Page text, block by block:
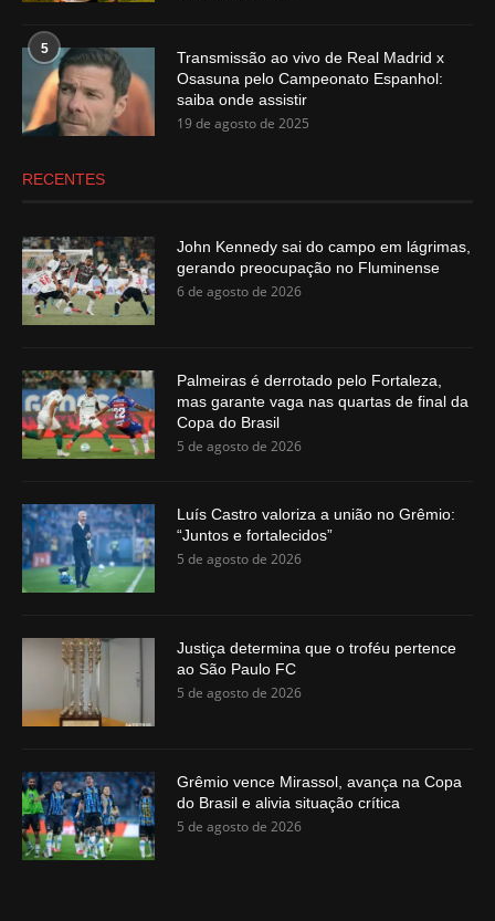
5
Transmissão ao vivo de Real Madrid x
Osasuna pelo Campeonato Espanhol:
saiba onde assistir
19 de agosto de 2025
RECENTES
John Kennedy sai do campo em lágrimas,
gerando preocupação no Fluminense
6 de agosto de 2026
Palmeiras é derrotado pelo Fortaleza,
mas garante vaga nas quartas de final da
Copa do Brasil
5 de agosto de 2026
Luís Castro valoriza a união no Grêmio:
“Juntos e fortalecidos”
5 de agosto de 2026
Justiça determina que o troféu pertence
ao São Paulo FC
5 de agosto de 2026
Grêmio vence Mirassol, avança na Copa
do Brasil e alivia situação crítica
5 de agosto de 2026